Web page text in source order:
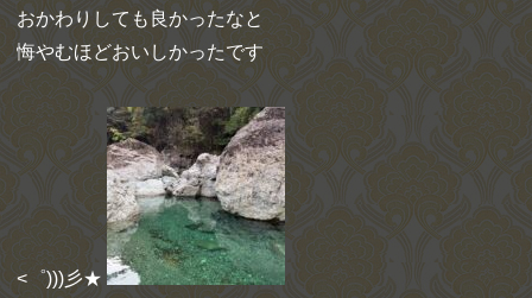
おかわりしても良かったなと
悔やむほどおいしかったです
<゜)))彡★